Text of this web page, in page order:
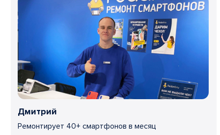
Дмитрий
Ремонтирует 40+ смартфонов в месяц